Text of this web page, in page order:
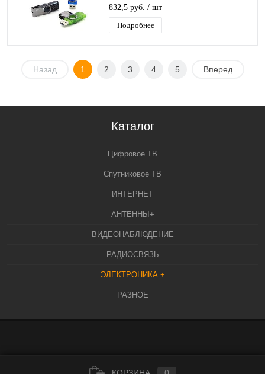
832,5 руб. / шт
Подробнее
Назад 1 2 3 4 5 Вперед
Каталог
Цифровое ТВ
Спутниковое ТВ
ИНТЕРНЕТ
АНТЕННЫ+
ВИДЕОНАБЛЮДЕНИЕ
РАДИОСВЯЗЬ
ЭЛЕКТРОНИКА +
РАЗНОЕ